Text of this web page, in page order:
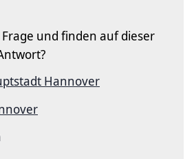
und finden auf dieser
Hannover